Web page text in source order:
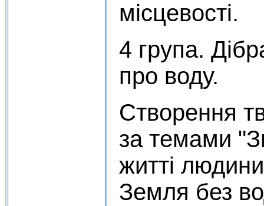
місцевості.
4 група.
про воду.
Створення
за темами
житті
Земля без